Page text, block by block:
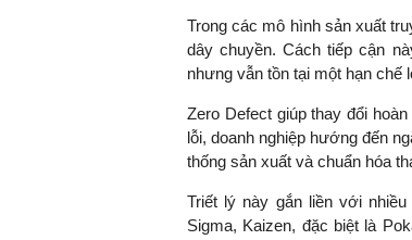
Trong các mô hình sản xuất
dây chuyền. Cách tiếp cận
nhưng vẫn tồn tại một hạn
Zero Defect giúp thay đổi
lỗi, doanh nghiệp hướng đến
thống sản xuất và chuẩn hóa
Triết lý này gắn liền với
Sigma, Kaizen, đặc biệt là